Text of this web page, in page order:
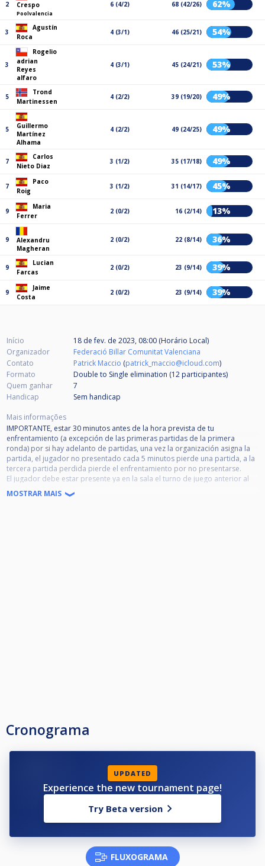
2
Crespo
Poolvalencia
6 (4/2) 68 (42/26) 62%
3
Agustín
Roca
4 (3/1) 46 (25/21) 54%
3
Rogelio
adrian
Reyes
alfaro
4 (3/1) 45 (24/21) 53%
5
Trond
Martinessen
4 (2/2) 39 (19/20) 49%
5
Guillermo
Martínez
Alhama
4 (2/2) 49 (24/25) 49%
7
Carlos
Nieto Diaz
3 (1/2) 35 (17/18) 49%
7
Paco
Roig
3 (1/2) 31 (14/17) 45%
9
Maria
Ferrer
2 (0/2) 16 (2/14) 13%
9
Alexandru
Magheran
2 (0/2) 22 (8/14) 36%
9
Lucian
Farcas
2 (0/2) 23 (9/14) 39%
9
Jaime
Costa
2 (0/2) 23 (9/14) 39%
Início
18 de fev. de 2023, 08:00 (Horário Local)
Organizador
Federació Billar Comunitat Valenciana
Contato
Patrick Maccio (patrick_maccio@icloud.com)
Formato
Double to Single elimination (12 participantes)
Quem ganhar
7
Handicap
Sem handicap
Mais informações
IMPORTANTE, estar 30 minutos antes de la hora prevista de tu
enfrentamiento (a excepción de las primeras partidas de la primera
ronda) por si hay adelanto de partidas, una vez la organización asigna la
partida, el jugador no presentado cada 5 minutos pierde una partida, a la
tercera partida perdida pierde el enfrentamiento por no presentarse.
El jugador debe estar presente ya en la sala el turno de juego anterior al
de su enfrentamiento.
MOSTRAR MAIS
Cronograma
UPDATED
Experience the new tournament page!
Try Beta version
FLUXOGRAMA